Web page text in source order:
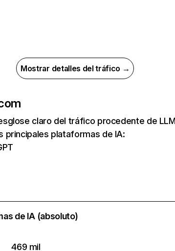
Mostrar detalles del tráfico →
claro del tráfico procedente de
principales plataformas de IA:
de IA (absoluto)
469 mil